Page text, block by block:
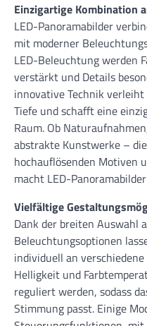
Einzigartige Kombination
LED-Panoramabilder
mit moderner
LED-Beleuchtung werden
verstärkt und Details
innovative Technik
Tiefe und schafft eine
Raum. Ob
abstrakte Kunstwerke –
hochauflösenden Motiven
macht LED-
Vielfältige
Dank der breiten Auswahl
Beleuchtungsoptionen
individuell an
Helligkeit und
reguliert werden, sodass
Stimmung passt. Einige